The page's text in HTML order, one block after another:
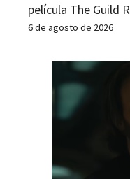
película The Guild
6 de agosto de 2026